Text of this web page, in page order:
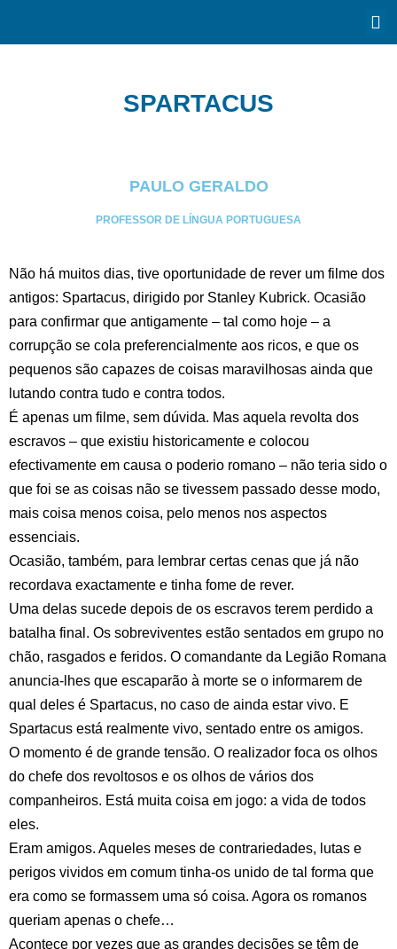
SPARTACUS
PAULO GERALDO
PROFESSOR DE LÍNGUA PORTUGUESA
Não há muitos dias, tive oportunidade de rever um filme dos
antigos: Spartacus, dirigido por Stanley Kubrick. Ocasião
para confirmar que antigamente – tal como hoje – a
corrupção se cola preferencialmente aos ricos, e que os
pequenos são capazes de coisas maravilhosas ainda que
lutando contra tudo e contra todos.
É apenas um filme, sem dúvida. Mas aquela revolta dos
escravos – que existiu historicamente e colocou
efectivamente em causa o poderio romano – não teria sido o
que foi se as coisas não se tivessem passado desse modo,
mais coisa menos coisa, pelo menos nos aspectos
essenciais.
Ocasião, também, para lembrar certas cenas que já não
recordava exactamente e tinha fome de rever.
Uma delas sucede depois de os escravos terem perdido a
batalha final. Os sobreviventes estão sentados em grupo no
chão, rasgados e feridos. O comandante da Legião Romana
anuncia-lhes que escaparão à morte se o informarem de
qual deles é Spartacus, no caso de ainda estar vivo. E
Spartacus está realmente vivo, sentado entre os amigos.
O momento é de grande tensão. O realizador foca os olhos
do chefe dos revoltosos e os olhos de vários dos
companheiros. Está muita coisa em jogo: a vida de todos
eles.
Eram amigos. Aqueles meses de contrariedades, lutas e
perigos vividos em comum tinha-os unido de tal forma que
era como se formassem uma só coisa. Agora os romanos
queriam apenas o chefe…
Acontece por vezes que as grandes decisões se têm de